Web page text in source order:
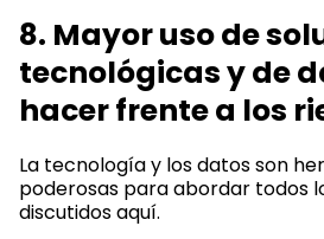
8. Mayor uso de
tecnológicas y de
hacer frente a los
La tecnología y los datos son
poderosas para abordar todos
discutidos aquí.